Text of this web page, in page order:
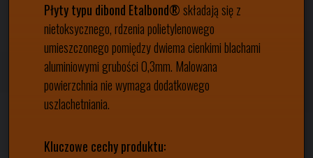
Płyty typu dibond Etalbond®składają się z
nietoksycznego, rdzenia polietylenowego
umieszczonego pomiędzy dwiema cienkimi blachami
aluminiowymi grubości 0,3mm. Malowana
powierzchnia nie wymaga dodatkowego
uszlachetniania.
Kluczowe cechy produktu: